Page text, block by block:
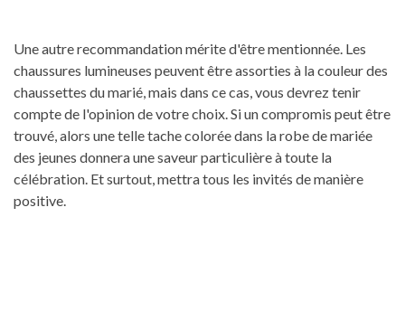
Une autre recommandation mérite d'être mentionnée. Les
chaussures lumineuses peuvent être assorties à la couleur des
chaussettes du marié, mais dans ce cas, vous devrez tenir
compte de l'opinion de votre choix. Si un compromis peut être
trouvé, alors une telle tache colorée dans la robe de mariée
des jeunes donnera une saveur particulière à toute la
célébration. Et surtout, mettra tous les invités de manière
positive.